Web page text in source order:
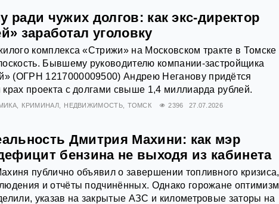
ради чужих долгов: как экс-директор
заработал уголовку
комплекса «Стрижи» на Московском тракте в Томске
Бывшему руководителю компании-застройщика
(ОГРН 1217000009500) Андрею Неганову придётся
проекта с долгами свыше 1,4 миллиарда рублей.
КРИМИНАЛ НЕДВИЖИМОСТЬ ТОМСК 2396 27.07.2026
Дмитрия Махини: как мэр
бензина не выходя из кабинета
публично объявил о завершении топливного кризиса,
и отчёты подчинённых. Однако горожане оптимизм
указав на закрытые АЗС и километровые заторы на